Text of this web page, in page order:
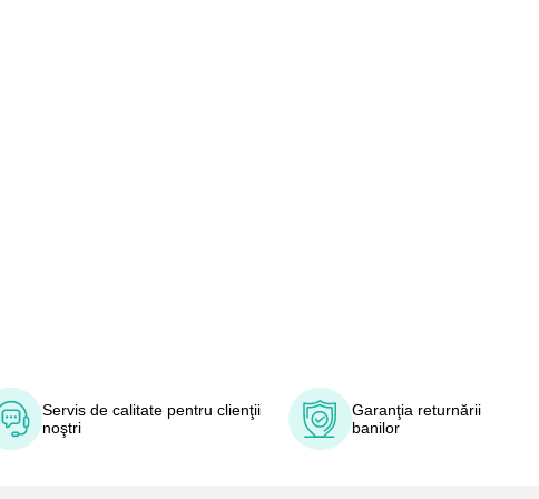
Servis de calitate pentru clienţii
noştri
Garanţia returnării
banilor